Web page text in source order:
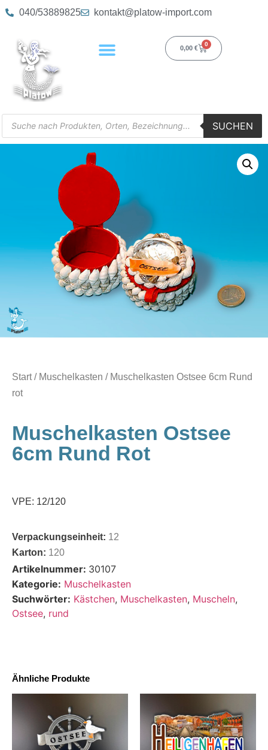
040/53889825 kontakt@platow-import.com
0,00 €
0
SUCHEN
Start/ Muschelkasten / Muschelkasten Ostsee 6cm Rund
rot
Muschelkasten Ostsee
6cm Rund Rot
VPE: 12/120
Verpackungseinheit: 12
Karton: 120
Artikelnummer: 30107
Kategorie: Muschelkasten
Suchwörter: Kästchen, Muschelkasten, Muscheln,
Ostsee, rund
Ähnliche Produkte